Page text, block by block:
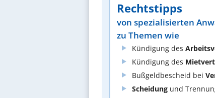
Rechtstipps
von spezialisierten
zu Themen wie
Kündigung des
Kündigung des
Bußgeldbescheid bei
Scheidung und